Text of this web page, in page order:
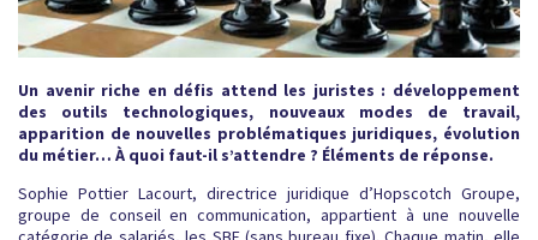
Un avenir riche en défis attend les juristes : développement
des outils technologiques, nouveaux modes de travail,
apparition de nouvelles problématiques juridiques, évolution
du métier… À quoi faut-il s’attendre ? Éléments de réponse.
Sophie Pottier Lacourt, directrice juridique d’Hopscotch Groupe,
groupe de conseil en communication, appartient à une nouvelle